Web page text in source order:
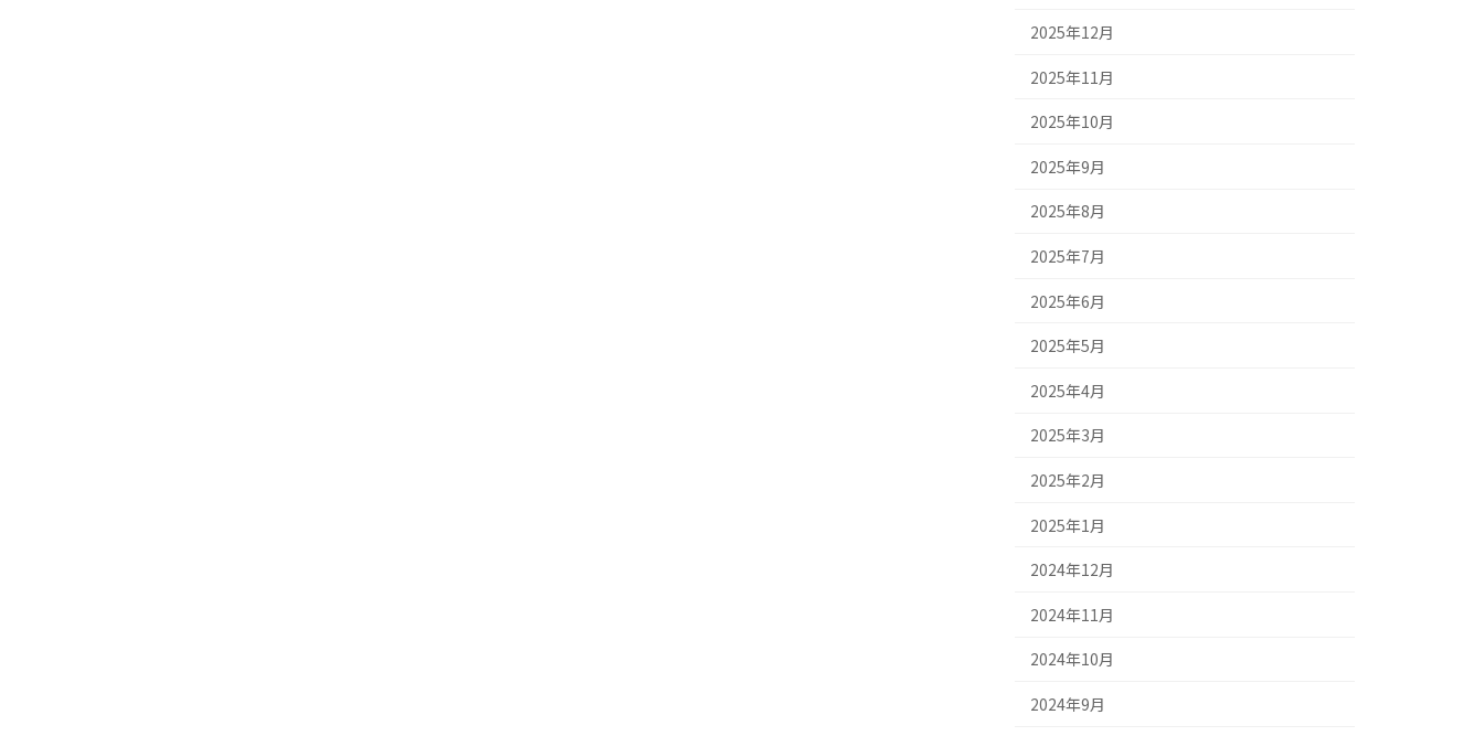
2025年12月
2025年11月
2025年10月
2025年9月
2025年8月
2025年7月
2025年6月
2025年5月
2025年4月
2025年3月
2025年2月
2025年1月
2024年12月
2024年11月
2024年10月
2024年9月